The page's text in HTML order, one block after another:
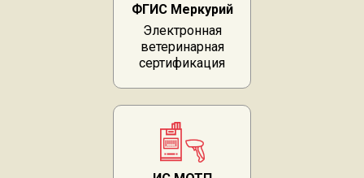
ФГИС Меркурий
Электронная
ветеринарная
сертификация